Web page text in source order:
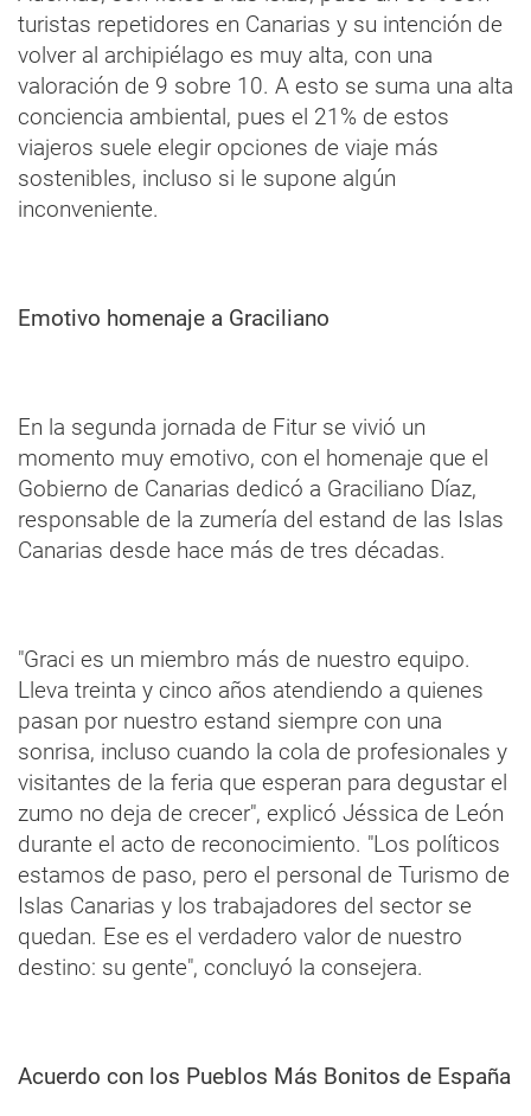
turistas repetidores en Canarias y su intención de
volver al archipiélago es muy alta, con una
valoración de 9 sobre 10. A esto se suma una alta
conciencia ambiental, pues el 21% de estos
viajeros suele elegir opciones de viaje más
sostenibles, incluso si le supone algún
inconveniente.
Emotivo homenaje a Graciliano
En la segunda jornada de Fitur se vivió un
momento muy emotivo, con el homenaje que el
Gobierno de Canarias dedicó a Graciliano Díaz,
responsable de la zumería del estand de las Islas
Canarias desde hace más de tres décadas.
"Graci es un miembro más de nuestro equipo.
Lleva treinta y cinco años atendiendo a quienes
pasan por nuestro estand siempre con una
sonrisa, incluso cuando la cola de profesionales y
visitantes de la feria que esperan para degustar el
zumo no deja de crecer", explicó Jéssica de León
durante el acto de reconocimiento. "Los políticos
estamos de paso, pero el personal de Turismo de
Islas Canarias y los trabajadores del sector se
quedan. Ese es el verdadero valor de nuestro
destino: su gente", concluyó la consejera.
Acuerdo con los Pueblos Más Bonitos de España